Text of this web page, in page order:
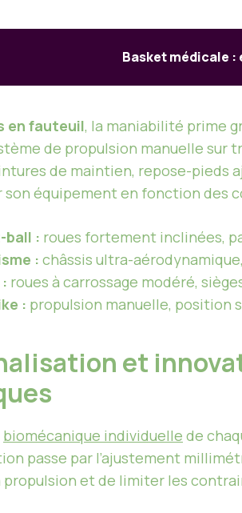
Basket médicale
en fauteuil, la maniabilité prime
de propulsion manuelle sur
de maintien, repose-pieds
son équipement en fonction des
ball : roues fortement inclinées,
: châssis ultra-
roues à carrossage modéré,
: propulsion manuelle, position
et
biomécanique individuelle de
passe par l’ajustement
propulsion et de limiter les